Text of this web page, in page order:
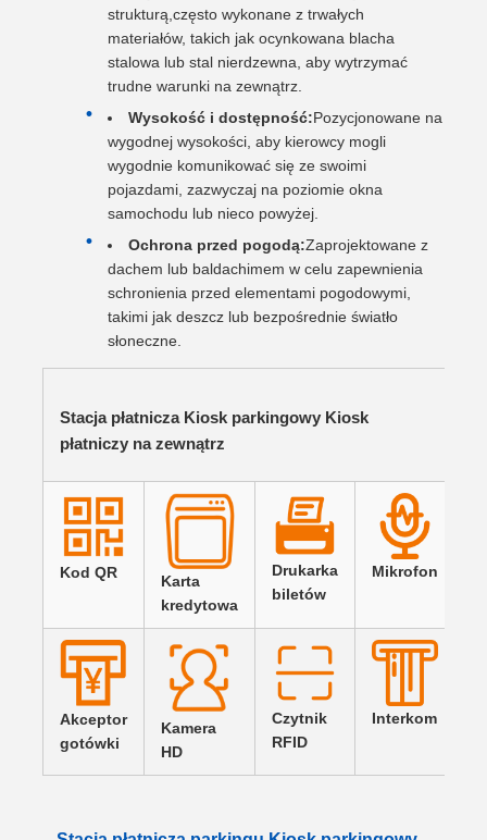
strukturą,często wykonane z trwałych
materiałów, takich jak ocynkowana blacha
stalowa lub stal nierdzewna, aby wytrzymać
trudne warunki na zewnątrz.
Wysokość i dostępność:Pozycjonowane na
wygodnej wysokości, aby kierowcy mogli
wygodnie komunikować się ze swoimi
pojazdami, zazwyczaj na poziomie okna
samochodu lub nieco powyżej.
Ochrona przed pogodą:Zaprojektowane z
dachem lub baldachimem w celu zapewnienia
schronienia przed elementami pogodowymi,
takimi jak deszcz lub bezpośrednie światło
słoneczne.
Stacja płatnicza Kiosk parkingowy Kiosk
płatniczy na zewnątrz
Kod QR
Karta
kredytowa
Drukarka
biletów
Mikrofon
Akceptor
gotówki
Kamera
HD
Czytnik
RFID
Interkom